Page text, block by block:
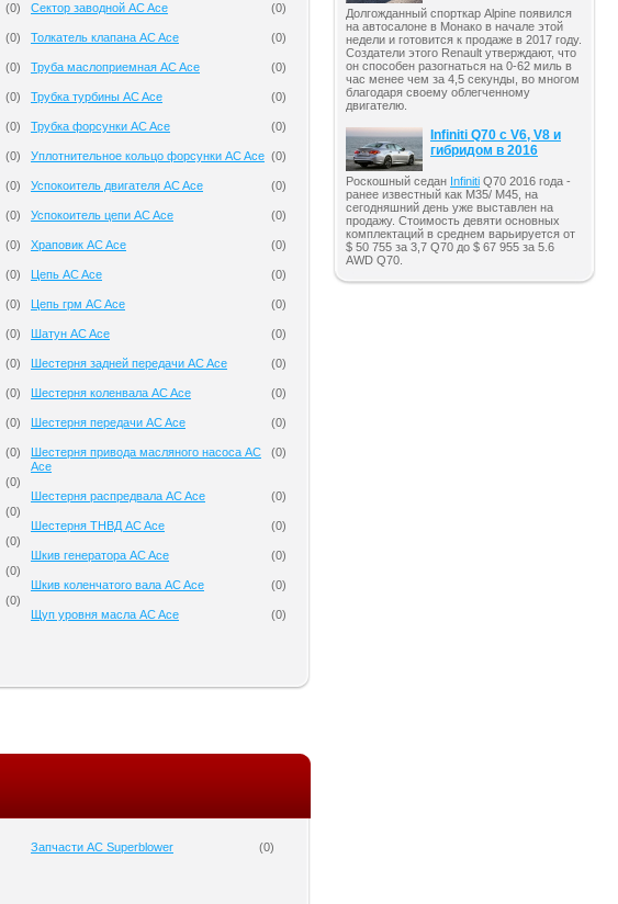
(0)
(0)
(0)
(0)
(0)
(0)
(0)
(0)
(0)
(0)
(0)
(0)
(0)
(0)
(0)
(0)
(0)
(0)
(0)
(0)
(0)
Сектор заводной AC Ace (0)
Толкатель клапана AC Ace (0)
Труба маслоприемная AC Ace (0)
Трубка турбины AC Ace (0)
Трубка форсунки AC Ace (0)
Уплотнительное кольцо форсунки AC Ace (0)
Успокоитель двигателя AC Ace (0)
Успокоитель цепи AC Ace (0)
Храповик AC Ace (0)
Цепь AC Ace (0)
Цепь грм AC Ace (0)
Шатун AC Ace (0)
Шестерня задней передачи AC Ace (0)
Шестерня коленвала AC Ace (0)
Шестерня передачи AC Ace (0)
Шестерня привода масляного насоса AC
Ace
(0)
Шестерня распредвала AC Ace (0)
Шестерня ТНВД AC Ace (0)
Шкив генератора AC Ace (0)
Шкив коленчатого вала AC Ace (0)
Щуп уровня масла AC Ace (0)
Запчасти AC Superblower (0)
Долгожданный спорткар Alpine появился
на автосалоне в Монако в начале этой
недели и готовится к продаже в 2017 году.
Создатели этого Renault утверждают, что
он способен разогнаться на 0-62 миль в
час менее чем за 4,5 секунды, во многом
благодаря своему облегченному
двигателю.
Infiniti Q70 с V6, V8 и
гибридом в 2016
Роскошный седан Infiniti Q70 2016 года -
ранее известный как M35/ M45, на
сегодняшний день уже выставлен на
продажу. Стоимость девяти основных
комплектаций в среднем варьируется от
$ 50 755 за 3,7 Q70 до $ 67 955 за 5.6
AWD Q70.